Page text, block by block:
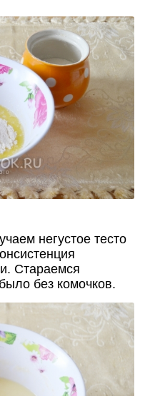
негустое тесто
Стараемся
без комочков.